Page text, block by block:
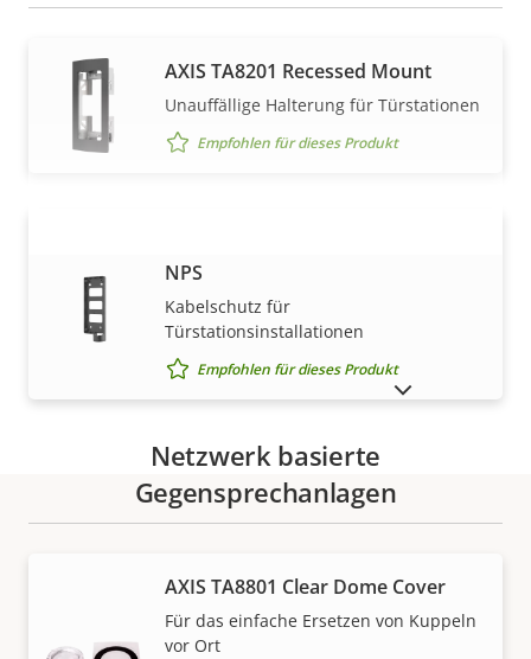
MEHR ANZEIGEN
AXIS TA8201 Recessed Mount
Unauffällige Halterung für Türstationen
Empfohlen für dieses Produkt
NPS
Kabelschutz für
Türstationsinstallationen
Empfohlen für dieses Produkt
Netzwerk basierte
Gegensprechanlagen
AXIS TA8801 Clear Dome Cover
Für das einfache Ersetzen von Kuppeln
vor Ort
Gewährleistung